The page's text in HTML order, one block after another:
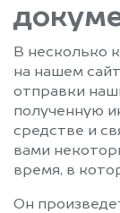
В несколько
на нашем
отправки
полученную
средстве и
вами
время, в
Он